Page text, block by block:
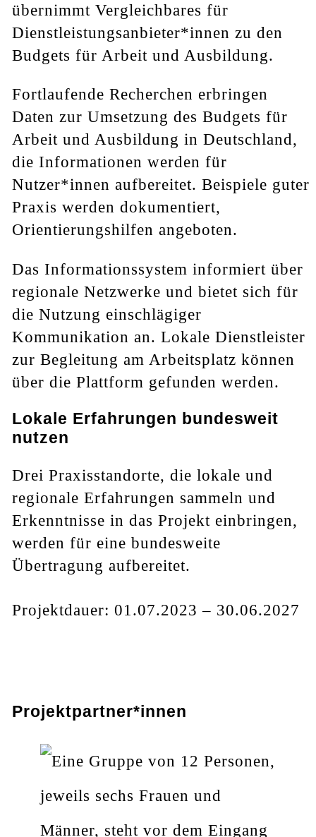
übernimmt Vergleichbares für
Dienstleistungsanbieter*innen zu den
Budgets für Arbeit und Ausbildung.
Fortlaufende Recherchen erbringen
Daten zur Umsetzung des Budgets für
Arbeit und Ausbildung in Deutschland,
die Informationen werden für
Nutzer*innen aufbereitet. Beispiele guter
Praxis werden dokumentiert,
Orientierungshilfen angeboten.
Das Informationssystem informiert über
regionale Netzwerke und bietet sich für
die Nutzung einschlägiger
Kommunikation an. Lokale Dienstleister
zur Begleitung am Arbeitsplatz können
über die Plattform gefunden werden.
Lokale Erfahrungen bundesweit
nutzen
Drei Praxisstandorte, die lokale und
regionale Erfahrungen sammeln und
Erkenntnisse in das Projekt einbringen,
werden für eine bundesweite
Übertragung aufbereitet.
Projektdauer: 01.07.2023 – 30.06.2027
Projektpartner*innen